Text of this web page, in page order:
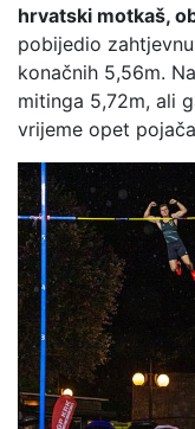
hrvatski motkaš,
pobijedio
konačnih 5,56m.
mitinga 5,72m, ali
vrijeme opet